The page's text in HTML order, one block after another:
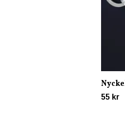
55 kr